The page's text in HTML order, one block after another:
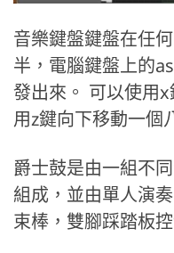
音樂鍵盤鍵盤在任
半，電腦鍵盤上的
發出來。 可以使用
用z鍵向下移動一個
爵士鼓是由一組不
組成，並由單人演
束棒，雙腳踩踏板